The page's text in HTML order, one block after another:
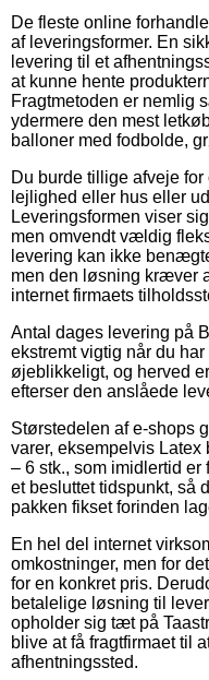
De fleste online
af leveringsformer. En
levering til et
at kunne hente
Fragtmetoden er nemlig
ydermere den mest
balloner med fodbolde,
Du burde tillige afveje
lejlighed eller hus eller
Leveringsformen viser
men omvendt vældig
levering kan ikke
men den løsning kræver
internet firmaets
Antal dages levering på
ekstremt vigtig når du
øjeblikkeligt, og herved
efterser den anslåede
Størstedelen af e-shops
varer, eksempelvis
– 6 stk., som imidlertid
et besluttet tidspunkt, så
pakken fikset forinden
En hel del internet
omkostninger, men for
for en konkret pris.
betalelige løsning til
opholder sig tæt på
blive at få fragtfirmaet til
afhentningssted.